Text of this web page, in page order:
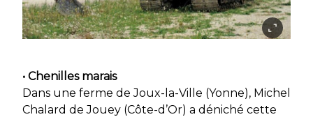
• Chenilles marais
Dans une ferme de Joux-la-Ville (Yonne), Michel
Chalard de Jouey (Côte-d’Or) a déniché cette